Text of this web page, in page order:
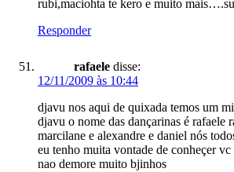
rubi,maciohta te kero e muito
Responder
rafaele disse:
12/11/2009 às 10:44
djavu nos aqui de quixada temos um
djavu o nome das dançarinas é rafaele
marcilane e alexandre e daniel nós
eu tenho muita vontade de conheçer vc
nao demore muito bjinhos